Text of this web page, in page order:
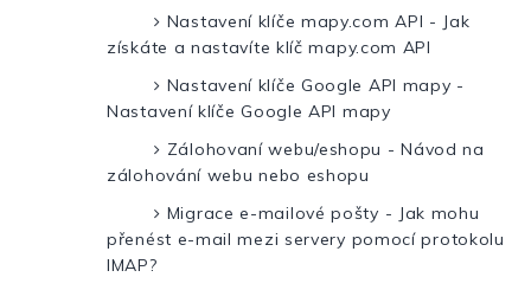
Nastavení klíče mapy.com API - Jak
získáte a nastavíte klíč mapy.com API
Nastavení klíče Google API mapy -
Nastavení klíče Google API mapy
Zálohovaní webu/eshopu - Návod na
zálohování webu nebo eshopu
Migrace e-mailové pošty - Jak mohu
přenést e-mail mezi servery pomocí protokolu
IMAP?